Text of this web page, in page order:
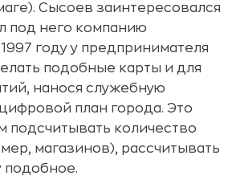
Сысоев заинтересовался
под него компанию
году у предпринимателя
подобные карты и для
нанося служебную
план города. Это
подсчитывать количество
магазинов), рассчитывать
подобное.